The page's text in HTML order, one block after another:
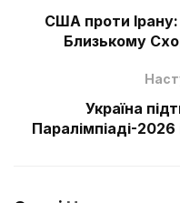
США проти Ірану:
Близькому
Україна
Паралімпіаді-2026